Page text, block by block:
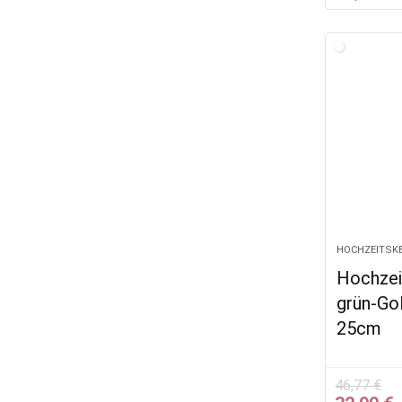
Preis
37,90 €
grün-
25cm
46,77€